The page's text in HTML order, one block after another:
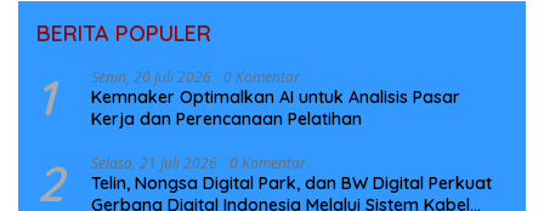
BERITA POPULER
1 Senin, 20 Juli 2026 0 Komentar
Kemnaker Optimalkan AI untuk Analisis Pasar
Kerja dan Perencanaan Pelatihan
2 Selasa, 21 Juli 2026 0 Komentar
Telin, Nongsa Digital Park, dan BW Digital Perkuat
Gerbang Digital Indonesia Melalui Sistem Kabel